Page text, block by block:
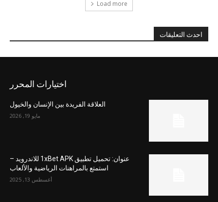
Load more
احدث التعليقات
اختيارات المحرر
العلاقة الفريدة بين الإنسان والخيول
مايو 19, 2026
عنوان: تحميل تطبيق 1xBet APK للاندرويد –
استمتع بالمراهنات الرياضية والألعاب
أغسطس 13, 2025